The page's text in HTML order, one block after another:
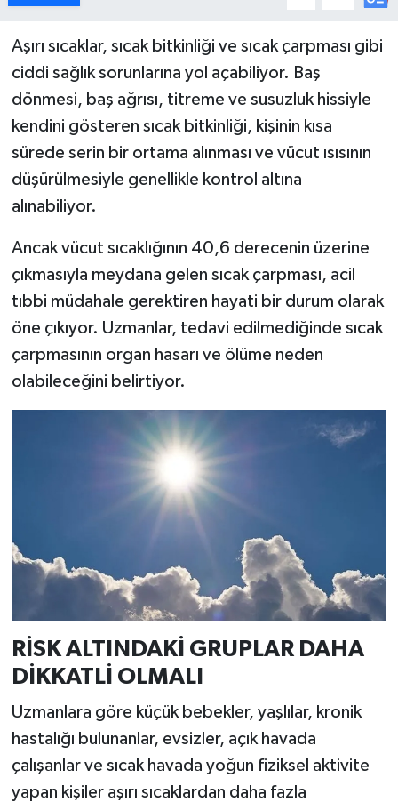
Aşırı sıcaklar, sıcak bitkinliği ve sıcak çarpması gibi
ciddi sağlık sorunlarına yol açabiliyor. Baş
dönmesi, baş ağrısı, titreme ve susuzluk hissiyle
kendini gösteren sıcak bitkinliği, kişinin kısa
sürede serin bir ortama alınması ve vücut ısısının
düşürülmesiyle genellikle kontrol altına
alınabiliyor.
Ancak vücut sıcaklığının 40,6 derecenin üzerine
çıkmasıyla meydana gelen sıcak çarpması, acil
tıbbi müdahale gerektiren hayati bir durum olarak
öne çıkıyor. Uzmanlar, tedavi edilmediğinde sıcak
çarpmasının organ hasarı ve ölüme neden
olabileceğini belirtiyor.
RİSK ALTINDAKİ GRUPLAR DAHA
DİKKATLİ OLMALI
Uzmanlara göre küçük bebekler, yaşlılar, kronik
hastalığı bulunanlar, evsizler, açık havada
çalışanlar ve sıcak havada yoğun fiziksel aktivite
yapan kişiler aşırı sıcaklardan daha fazla
İlçeler
Köşe Yazıları
Kültür Sanat
Kütahya
Otomobil
Pazarlar
Politika
Rüya Tabirleri
Simav
Spor
Tavşanlı
Teknoloji